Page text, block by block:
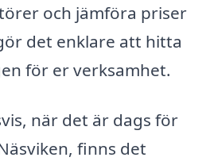
och jämföra priser
det enklare att hitta
för er verksamhet.
när det är dags för
finns det